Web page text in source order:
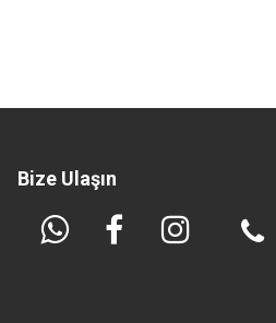
Bize Ulaşın